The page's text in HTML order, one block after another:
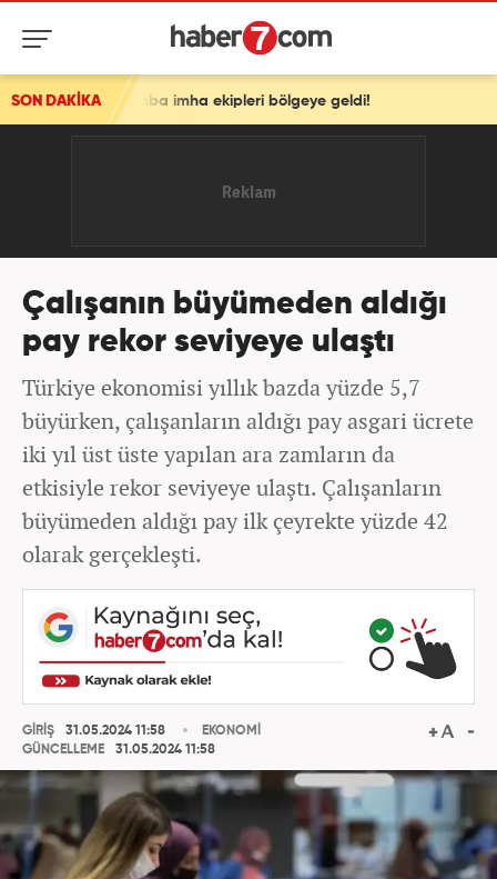
SON DAKİKA
Bomba imha ekipleri bölgeye geldi!
Çalışanın büyümeden aldığı
pay rekor seviyeye ulaştı
Türkiye ekonomisi yıllık bazda yüzde 5,7
büyürken, çalışanların aldığı pay asgari ücrete
iki yıl üst üste yapılan ara zamların da
etkisiyle rekor seviyeye ulaştı. Çalışanların
büyümeden aldığı pay ilk çeyrekte yüzde 42
olarak gerçekleşti.
GİRİŞ
31.05.2024 11:58
GÜNCELLEME
31.05.2024 11:58
EKONOMİ